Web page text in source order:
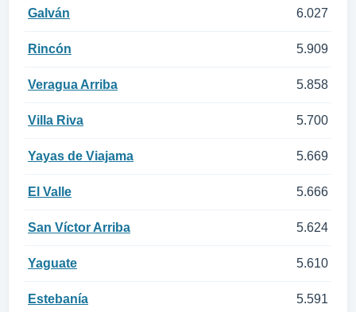
Galván 6.027
Rincón 5.909
Veragua Arriba 5.858
Villa Riva 5.700
Yayas de Viajama 5.669
El Valle 5.666
San Víctor Arriba 5.624
Yaguate 5.610
Estebanía 5.591